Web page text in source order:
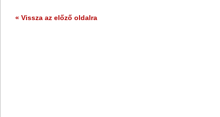
« Vissza az előző oldalra